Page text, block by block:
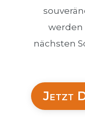
werden
nächsten
Jetzt